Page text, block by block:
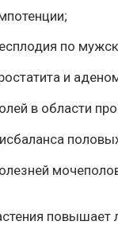
по
и
в области
повышает